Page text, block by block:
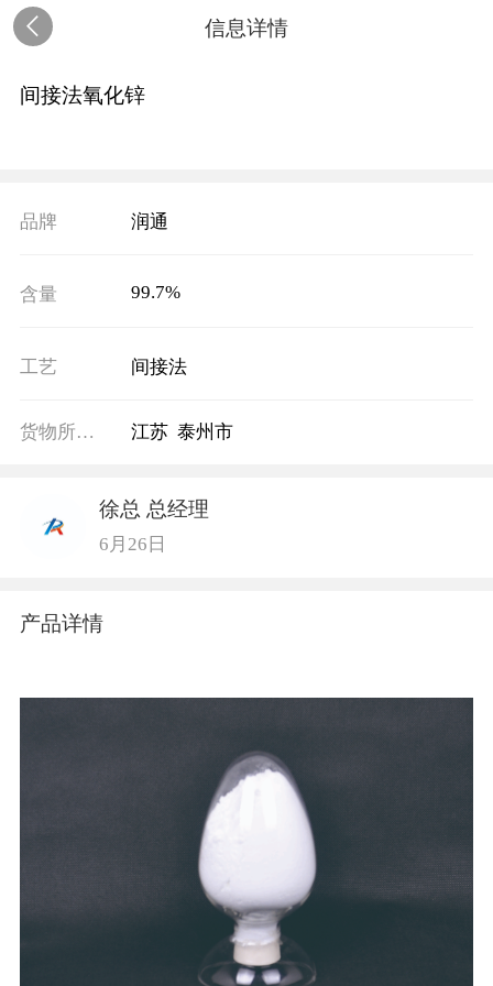
信息详情
间接法氧化锌
品牌 润通
含量 99.7%
工艺 间接法
货物所在地 江苏 泰州市
徐总 总经理
6月26日
产品详情